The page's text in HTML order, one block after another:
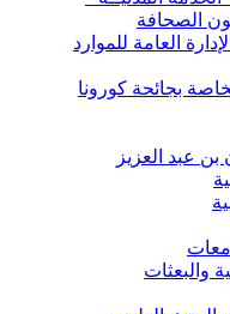
الصحافة
العامة للموارد
بجائحة كورونا
عبد العزيز
والبعثات